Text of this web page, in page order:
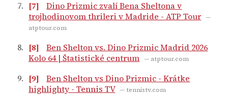
[7]
Dino Prizmic zvalí Bena Sheltona v
trojhodinovom thrileri v Madride - ATP Tour —
atptour.com
[8]
Ben Shelton vs. Dino Prizmic Madrid 2026
Kolo 64 | Štatistické centrum — atptour.com
[9]
Ben Shelton vs Dino Prizmic - Krátke
highlighty - Tennis TV — tennistv.com